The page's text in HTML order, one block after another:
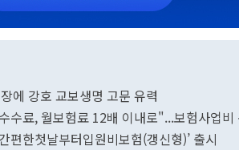
에 강호 교보생명 고문 유력
수료, 월보험료 12배 이내로"...보험사업비
편한첫날부터입원비보험(갱신형)’ 출시